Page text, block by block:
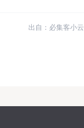
出自：必集客小云